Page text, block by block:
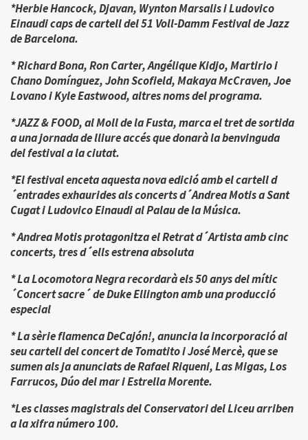
*Herbie Hancock, Djavan, Wynton Marsalis i Ludovico
Einaudi caps de cartell del 51 Voll-Damm Festival de Jazz
de Barcelona.
* Richard Bona, Ron Carter, Angélique Kidjo, Martirio i
Chano Domínguez, John Scofield, Makaya McCraven, Joe
Lovano i Kyle Eastwood, altres noms del programa.
*JAZZ & FOOD, al Moll de la Fusta, marca el tret de sortida
a una jornada de lliure accés que donarà la benvinguda
del festival a la ciutat.
*El festival enceta aquesta nova edició amb el cartell d
´entrades exhaurides als concerts d´Andrea Motis a Sant
Cugat i Ludovico Einaudi al Palau de la Música.
* Andrea Motis protagonitza el Retrat d´Artista amb cinc
concerts, tres d´ells estrena absoluta
* La Locomotora Negra recordarà els 50 anys del mític
´Concert sacre´ de Duke Ellington amb una producció
especial
* La sèrie flamenca DeCajón!, anuncia la incorporació al
seu cartell del concert de Tomatito i José Mercè, que se
sumen als ja anunciats de Rafael Riqueni, Las Migas, Los
Farrucos, Dúo del mar i Estrella Morente.
*Les classes magistrals del Conservatori del Liceu arriben
a la xifra número 100.